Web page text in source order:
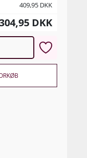
409,95 DKK
DKK